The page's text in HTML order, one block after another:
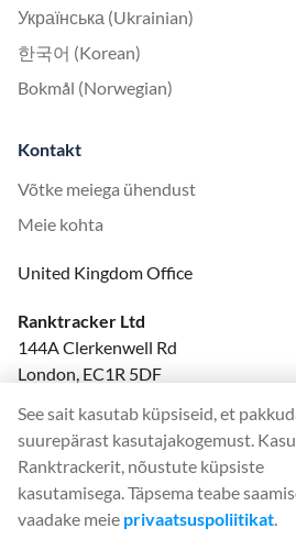
Українська (Ukrainian)
한국어 (Korean)
Bokmål (Norwegian)
Kontakt
Võtke meiega ühendust
Meie kohta
United Kingdom Office
Ranktracker Ltd
144A Clerkenwell Rd
London, EC1R 5DF
felix@ranktracker.com
2015 -2026© Ranktracker. All
See sait kasutab küpsiseid, et
suurepärast kasutajakogemust.
Ranktrackerit, nõustute küpsiste
kasutamisega. Täpsema teabe
vaadake meie privaatsuspoliitikat.